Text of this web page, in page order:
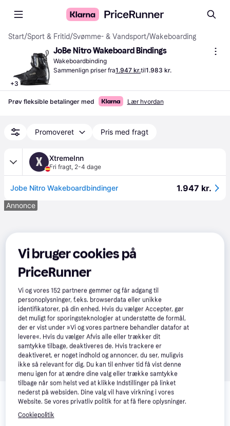
Start/Sport & Fritid/Svømme- & Vandsport/Wakeboarding
+3
JoBe Nitro Wakeboard Bindings
Wakeboardbinding
Sammenlign priser fra1.947 kr.til1.983 kr.
Prøv fleksible betalinger med Lær hvordan
Promoveret Pris med fragt
X XtremeInn
Fri fragt, 2-4 dage
Jobe Nitro Wakeboardbindinger 1.947 kr.
Annonce
Relaterede produkter
Se vores forslag til andre produkter, der matcher dine
interesser. Vis alle
Vi bruger cookies på
PriceRunner
Vi og vores152 partnere gemmer og får adgang til
personoplysninger, f.eks. browserdata eller unikke
identifikatorer, på din enhed. Hvis du vælger Accepter, gør
det muligt for sporingsteknologier at understøtte de formål,
der er vist under »Vi og vores partnere behandler datafor at
levere«. Hvis du vælger Afvis alle eller trækker dit
samtykke tilbage, deaktiveres de. Hvis trackere er
deaktiveret, er noget indhold og annoncer, du ser, muligvis
ikke så relevant for dig. Du kan til enhver tid få vist denne
menu igen for at ændre dine valg eller trække samtykke
tilbage når som helst ved at klikke Indstillinger på linket
nederst på websiden. Dine valg vil have virkning i vores
Website. Se vores privatliv politik for at få flere oplysninger.
Cookiepolitik